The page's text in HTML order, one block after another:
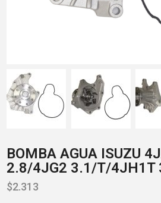
BOMBA AGUA ISUZU
2.8/4JG2 3.1/T/4JH1T
$2.313